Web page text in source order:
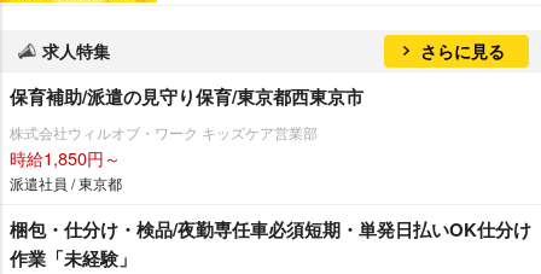
求人特集 さらに見る
保育補助/派遣の見守り保育/東京都西東京市
株式会社ウィルオブ・ワーク キッズケア営業部
時給1,850円～
派遣社員 / 東京都
梱包・仕分け・検品/夜勤専任車必須短期・単発日払いOK仕分け
作業「未経験」